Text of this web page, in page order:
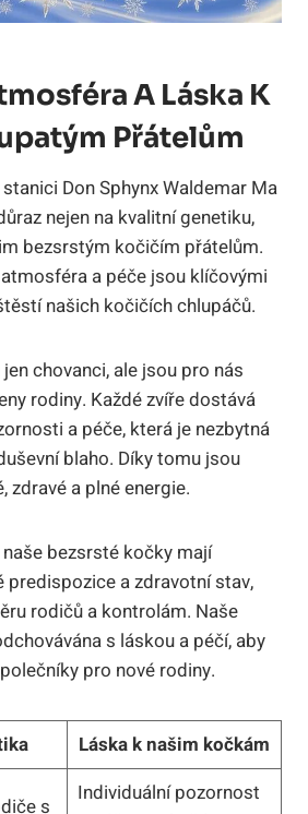
A Láska K
Přátelům
Don Sphynx Waldemar Ma
nejen na ‌kvalitní genetiku,
bezsrstým kočičím přátelům.
a péče jsou‌ klíčovými
našich⁢ kočičích ⁤chlupáčů.
chovanci, ale‌ jsou pro⁤ nás
rodiny. Každé zvíře dostává
a péče, která je nezbytná
blaho.‌ Díky tomu jsou
zdravé a plné ‌energie.
bezsrsté⁢ kočky mají
predispozice a ⁣zdravotní stav,
rodičů‌ a kontrolám. Naše
s​ láskou a péčí, aby
pro nové rodiny.
Láska k našim‌ kočkám
s
Individuální ⁤pozornost